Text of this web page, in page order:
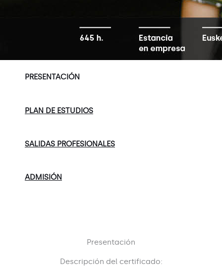
PRESENTACIÓN
PLAN DE ESTUDIOS
SALIDAS PROFESIONALES
ADMISIÓN
Presentación
Descripción del certificado: